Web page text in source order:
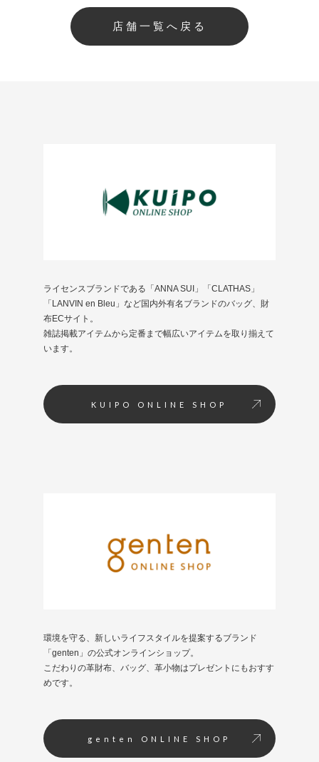
店舗一覧へ戻る
ライセンスブランドである「ANNA SUI」「CLATHAS」
「LANVIN en Bleu」など国内外有名ブランドのバッグ、財
布ECサイト。
雑誌掲載アイテムから定番まで幅広いアイテムを取り揃えて
います。
KUIPO ONLINE SHOP
環境を守る、新しいライフスタイルを提案するブランド
「genten」の公式オンラインショップ。
こだわりの革財布、バッグ、革小物はプレゼントにもおすす
めです。
genten ONLINE SHOP